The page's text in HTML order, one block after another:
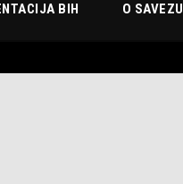
BIH O SAVEZU